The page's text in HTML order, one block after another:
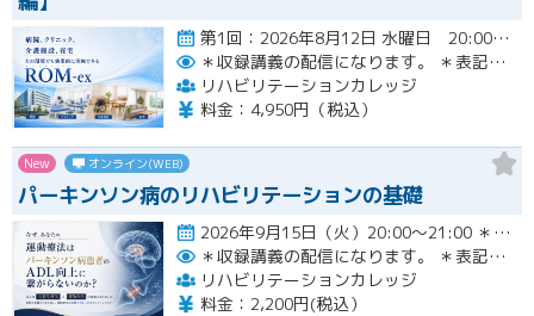
第1回：2026年8月12日 水曜日 20:00~21:00 第2回：2026年8月19日 水曜日 20:00~21…開催
＊収録講義の配信になります。
＊表記された日時に限定して配信します。
リハビリテーションカレッジ
料金：4,950円（税込）
New オンライン(WEB)
パーキンソン病のリハビリテーションの基礎
2026年9月15日（火）20:00〜21:00 ＊収録講義の配信になります。 ＊表記された日時に限定して…開催
＊収録講義の配信になります。
＊表記された日時に限定して配信します。
リハビリテーションカレッジ
料金：2,200円(税込）